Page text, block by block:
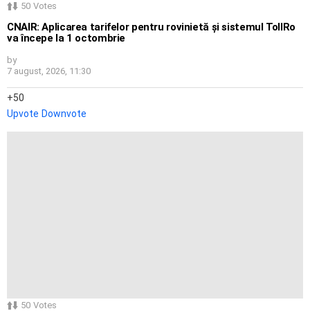
50 Votes
CNAIR: Aplicarea tarifelor pentru rovinietă și sistemul TollRo
va începe la 1 octombrie
by
7 august, 2026, 11:30
50
Upvote Downvote
50 Votes